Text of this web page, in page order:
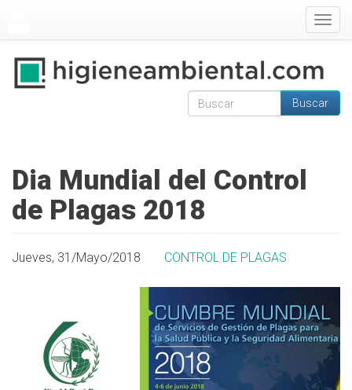
Formulario de
Buscar
Dia Mundial del Control
de Plagas 2018
Jueves, 31/Mayo/2018 CONTROL DE PLAGAS